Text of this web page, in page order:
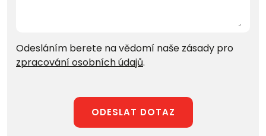
Odesláním berete na vědomí naše zásady pro
zpracování osobních údajů.
ODESLAT DOTAZ